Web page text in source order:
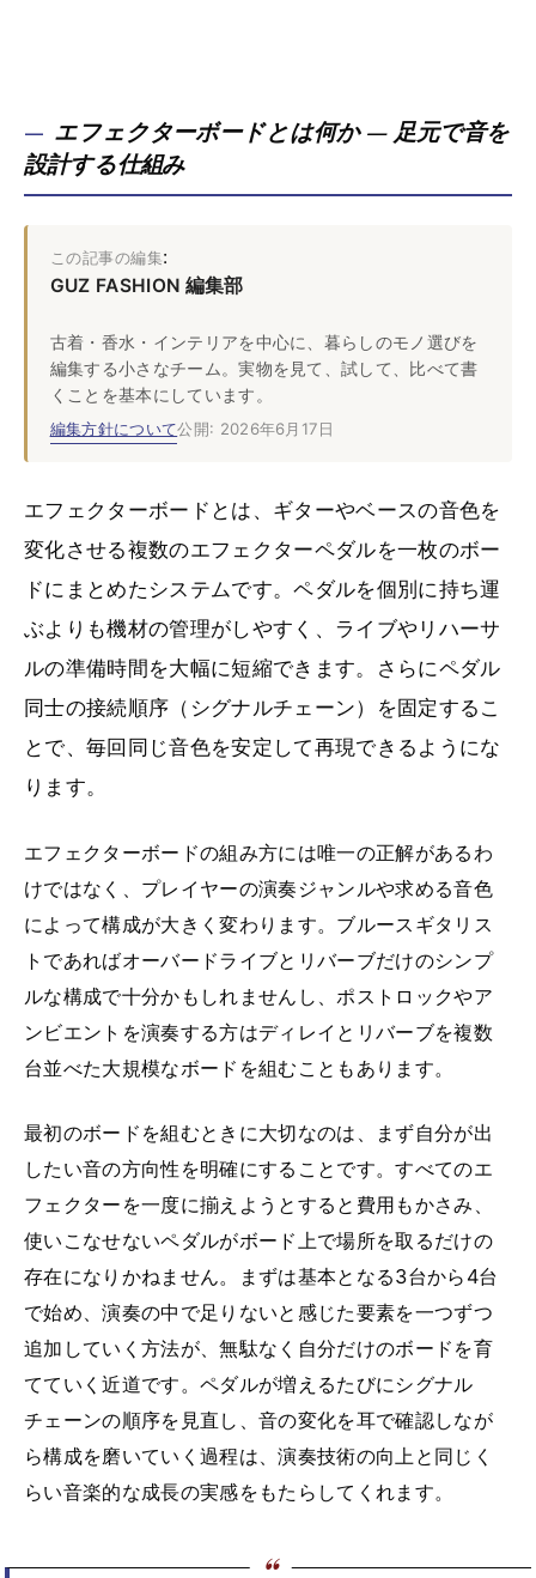
エフェクターボードとは何か — 足元で音を
設計する仕組み
この記事の編集:
GUZ FASHION 編集部
古着・香水・インテリアを中心に、暮らしのモノ選びを
編集する小さなチーム。実物を見て、試して、比べて書
くことを基本にしています。
編集方針について公開: 2026年6月17日
エフェクターボードとは、ギターやベースの音色を
変化させる複数のエフェクターペダルを一枚のボー
ドにまとめたシステムです。ペダルを個別に持ち運
ぶよりも機材の管理がしやすく、ライブやリハーサ
ルの準備時間を大幅に短縮できます。さらにペダル
同士の接続順序（シグナルチェーン）を固定するこ
とで、毎回同じ音色を安定して再現できるようにな
ります。
エフェクターボードの組み方には唯一の正解があるわ
けではなく、プレイヤーの演奏ジャンルや求める音色
によって構成が大きく変わります。ブルースギタリス
トであればオーバードライブとリバーブだけのシンプ
ルな構成で十分かもしれませんし、ポストロックやア
ンビエントを演奏する方はディレイとリバーブを複数
台並べた大規模なボードを組むこともあります。
最初のボードを組むときに大切なのは、まず自分が出
したい音の方向性を明確にすることです。すべてのエ
フェクターを一度に揃えようとすると費用もかさみ、
使いこなせないペダルがボード上で場所を取るだけの
存在になりかねません。まずは基本となる3台から4台
で始め、演奏の中で足りないと感じた要素を一つずつ
追加していく方法が、無駄なく自分だけのボードを育
てていく近道です。ペダルが増えるたびにシグナル
チェーンの順序を見直し、音の変化を耳で確認しなが
ら構成を磨いていく過程は、演奏技術の向上と同じく
らい音楽的な成長の実感をもたらしてくれます。